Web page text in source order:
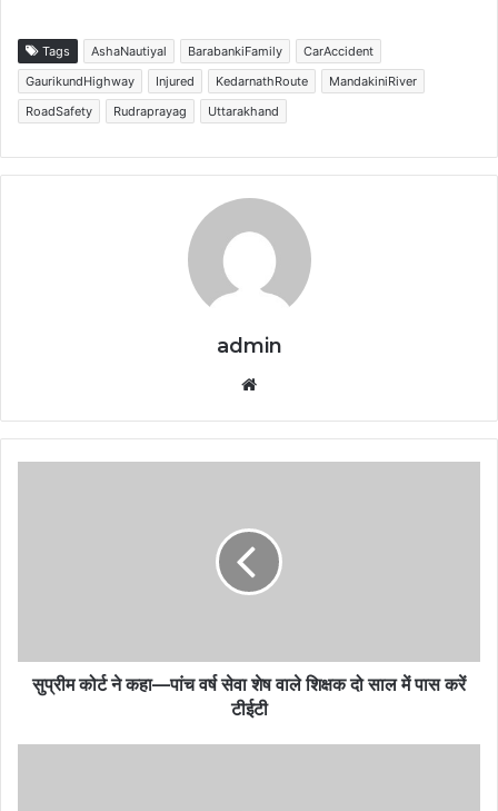
Tags AshaNautiyal BarabankiFamily
CarAccident
GaurikundHighway
Injured KedarnathRoute
MandakiniRiver
RoadSafety
Rudraprayag Uttarakhand
admin
सुप्रीम कोर्ट ने कहा—पांच वर्ष सेवा शेष वाले शिक्षक दो साल में पास करें
टीईटी